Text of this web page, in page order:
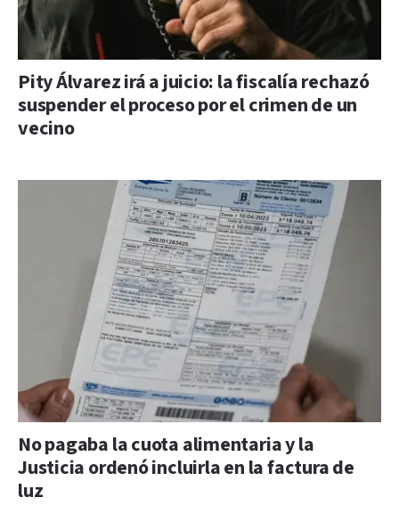
Pity Álvarez irá a juicio: la fiscalía rechazó
suspender el proceso por el crimen de un
vecino
No pagaba la cuota alimentaria y la
Justicia ordenó incluirla en la factura de
luz